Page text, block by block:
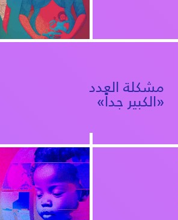
مشكلة العدد
«الكبير جداً»
العودة إلى التقرير